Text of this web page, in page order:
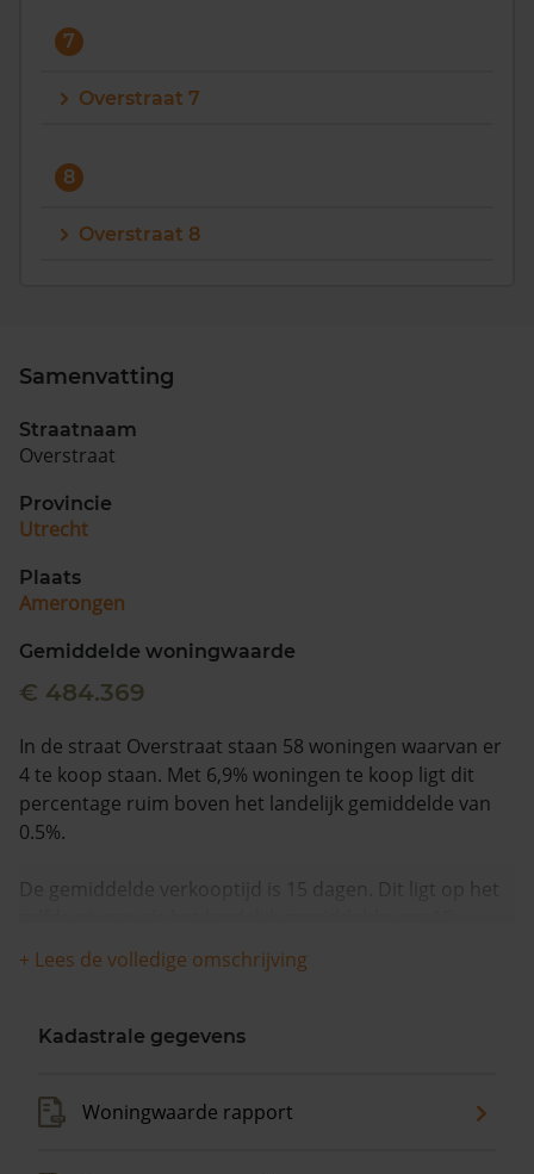
7
Overstraat 7
8
Overstraat 8
Samenvatting
Straatnaam
Overstraat
Provincie
Utrecht
Plaats
Amerongen
Gemiddelde woningwaarde
€ 484.369
In de straat Overstraat staan 58 woningen waarvan er
4 te koop staan. Met 6,9% woningen te koop ligt dit
percentage ruim boven het landelijk gemiddelde van
0.5%.
De gemiddelde verkooptijd is 15 dagen. Dit ligt op het
dagen.
vraagprijs is €299.875. In de afgelopen 12 maanden is
+ Lees de volledige omschrijving
Kadastrale gegevens
Woningwaarde rapport